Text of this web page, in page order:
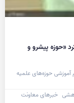
«حوزه پیشرو و
آموزشی حوزه‌های علمیه
خبرهای معاونت